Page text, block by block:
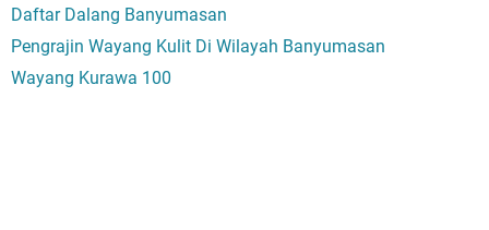
Daftar Dalang Banyumasan
Pengrajin Wayang Kulit Di Wilayah Banyumasan
Wayang Kurawa 100